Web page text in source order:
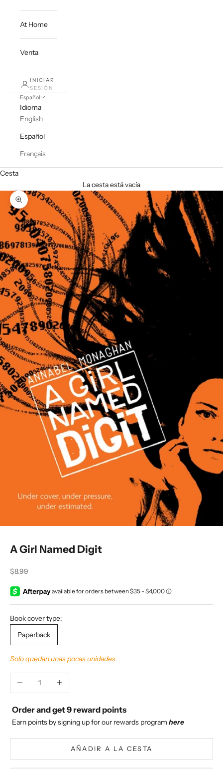
At Home
Venta
INICIAR
SESIÓN
Español
Idioma
English
Español
Français
Cesta
La cesta está vacía
Zoom
A Girl Named Digit
Precio de oferta
$8.99
Book cover type:
Paperback
Solo quedan unas pocas unidades
Reducir cantidadAumentar cantidad
Order and get9 reward points
Earn points by signing up for our rewards program here
AÑADIR A LA CESTA